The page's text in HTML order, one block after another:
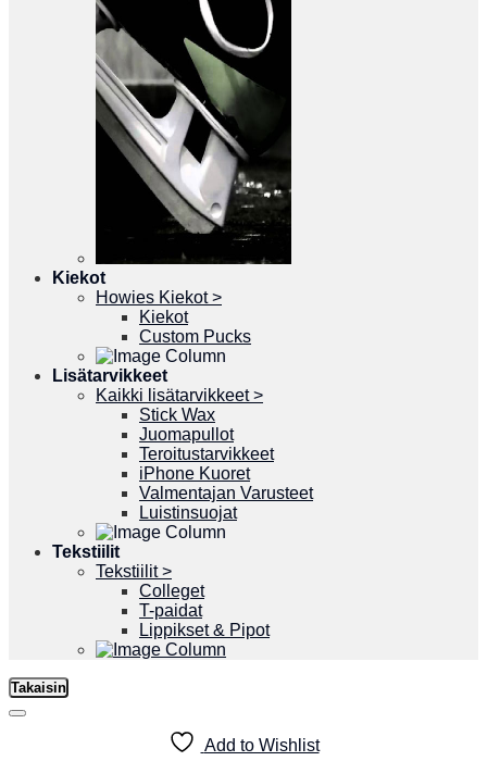
Kiekot
Howies Kiekot >
Kiekot
Custom Pucks
Lisätarvikkeet
Kaikki lisätarvikkeet >
Stick Wax
Juomapullot
Teroitustarvikkeet
iPhone Kuoret
Valmentajan Varusteet
Luistinsuojat
Tekstiilit
Tekstiilit >
Colleget
T-paidat
Lippikset & Pipot
Takaisin
Add to Wishlist